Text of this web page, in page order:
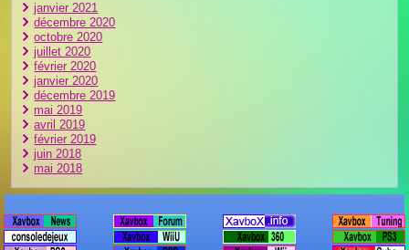
janvier 2021
décembre 2020
octobre 2020
juillet 2020
février 2020
janvier 2020
décembre 2019
mai 2019
avril 2019
février 2019
juin 2018
mai 2018